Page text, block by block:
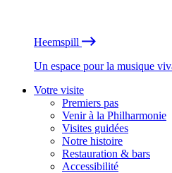
Heemspill
Un espace pour la musique
Votre visite
Premiers pas
Venir à la Philharmonie
Visites guidées
Notre histoire
Restauration & bars
Accessibilité